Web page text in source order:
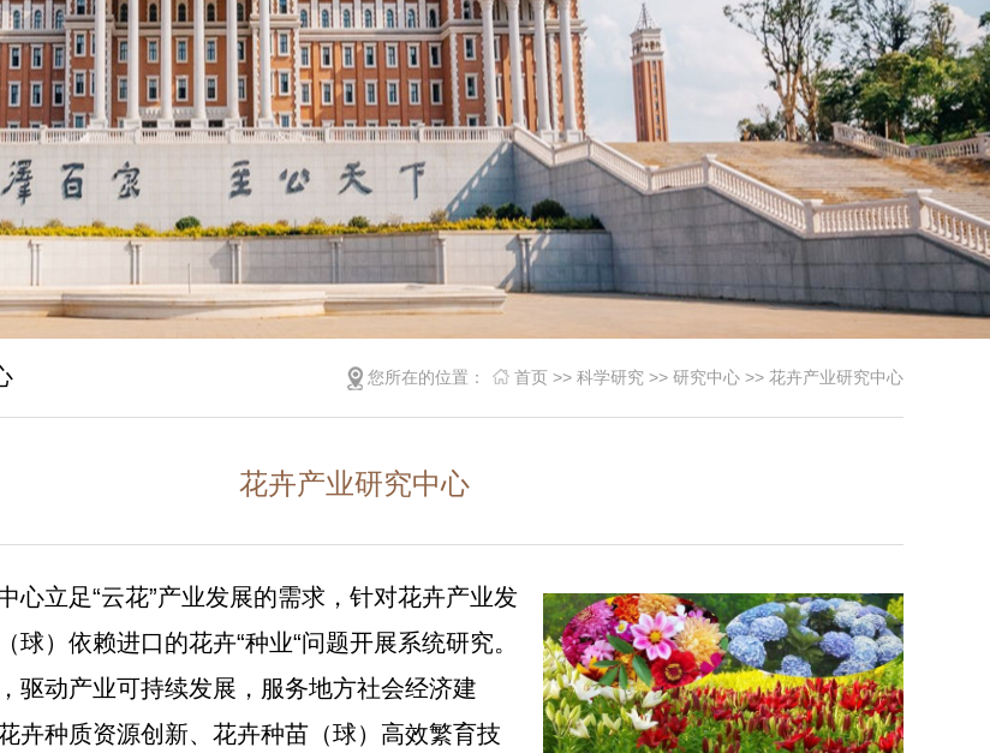
您所在的位置： 首页 >> 科学研究 >> 研究中心 >> 花卉产业研究中心
花卉产业研究中心
心立足“云花”产业发展的需求，针对花卉产业发
球）依赖进口的花卉“种业“问题开展系统研究。
驱动产业可持续发展，服务地方社会经济建
卉种质资源创新、花卉种苗（球）高效繁育技